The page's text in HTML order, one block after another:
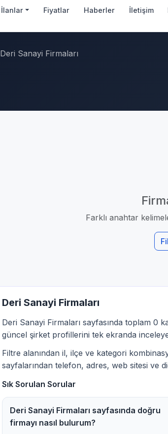
İlanlar Fiyatlar Haberler İletişim
Deri Sanayi Firmaları
Farklı anahtar
Deri Sanayi Firmaları
Deri Sanayi Firmaları sayfasında toplam 0
güncel şirket profillerini tek ekranda
Filtre alanından il, ilçe ve kategori
sayfalarından telefon, adres, web sitesi ve
Sık Sorulan Sorular
Deri Sanayi Firmaları sayfasında doğru
firmayı nasıl bulurum?